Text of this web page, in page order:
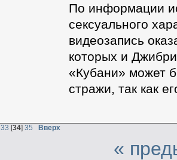
По информации
сексуального
видеозапись
которых и
«Кубани» может
стражи, так как
33 [34] 35 Вверх
«